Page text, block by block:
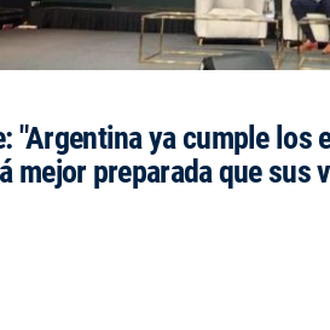
"Argentina ya cumple los
mejor preparada que sus